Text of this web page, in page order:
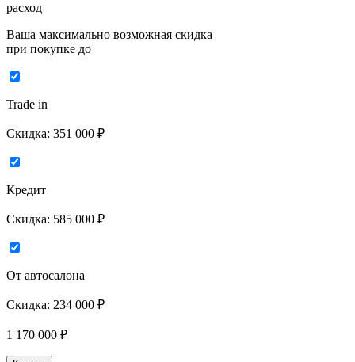
расход
Ваша максимально возможная скидка
при покупке до
Trade in
Скидка: 351 000 ₽
Кредит
Скидка: 585 000 ₽
От автосалона
Скидка: 234 000 ₽
1 170 000 ₽